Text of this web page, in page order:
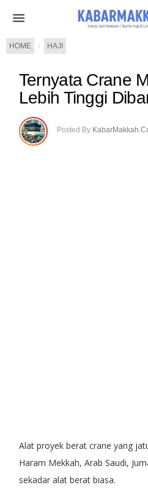
HOME › HAJI
Ternyata Crane
Lebih Tinggi
Posted By
Alat proyek berat crane yang
Haram Mekkah, Arab Saudi,
sekadar alat berat biasa.